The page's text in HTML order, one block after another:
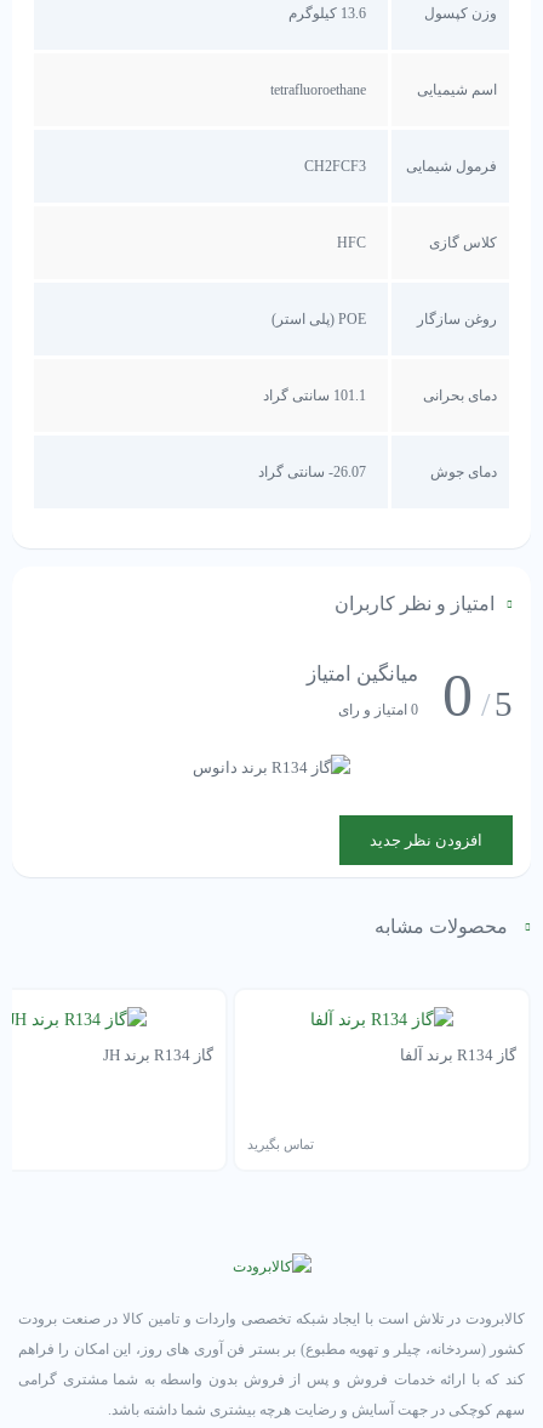
وزن کپسول 13.6 کیلوگرم
اسم شیمیایی tetrafluoroethane
فرمول شیمایی CH2FCF3
کلاس گازی HFC
روغن سازگار POE (پلی استر)
دمای بحرانی 101.1 سانتی گراد
دمای جوش 26.07- سانتی گراد
امتیاز و نظر کاربران
5
/
0 میانگین امتیاز
0 امتیاز و رای
افزودن نظر جدید
محصولات مشابه
گاز R134 برند آلفا
تماس بگیرید
گاز R134 برند JH
کالابرودت در تلاش است با ایجاد شبکه تخصصی واردات و تامین کالا در صنعت برودت
کشور (سردخانه، چیلر و تهویه مطبوع) بر بستر فن آوری های روز، این امکان را فراهم
کند که با ارائه خدمات فروش و پس از فروش بدون واسطه به شما مشتری گرامی
سهم کوچکی در جهت آسایش و رضایت هرچه بیشتری شما داشته باشد.